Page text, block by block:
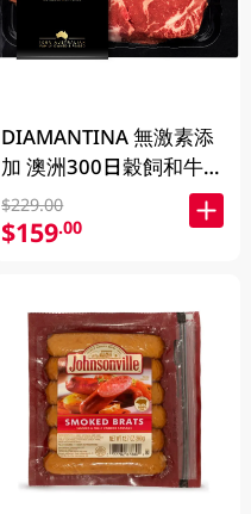
DIAMANTINA 無激素添
加 澳洲300日穀飼和牛西
冷扒SB4+ 200克
$229.00
$159.00